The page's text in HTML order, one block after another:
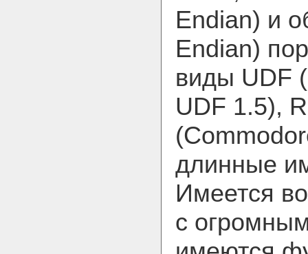
Endian) и
Endian)
виды UDF
UDF 1.5),
длинные
Имеется
с